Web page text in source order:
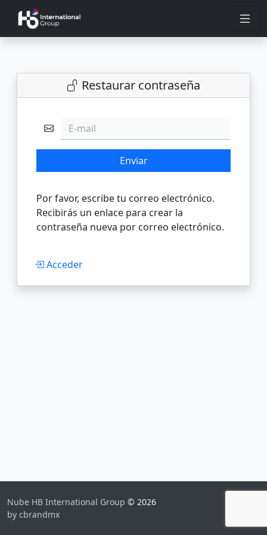
Restaurar contraseña
E-mail
Enviar
Por favor, escribe tu correo electrónico.
Recibirás un enlace para crear la
contraseña nueva por correo electrónico.
Acceder
Nube HB International Group © 2026
by cbrandmx